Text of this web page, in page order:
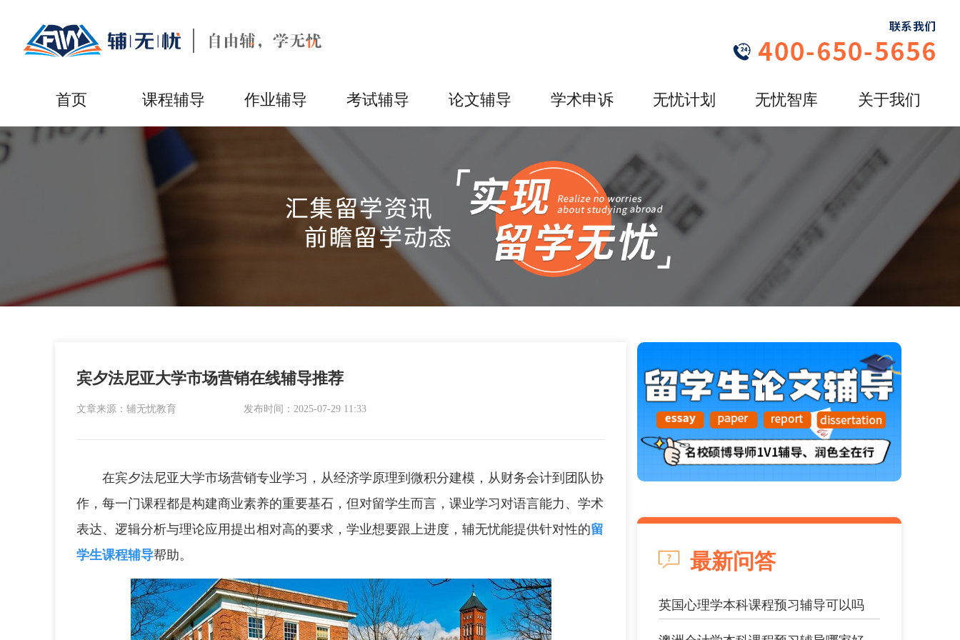
首页 课程辅导 作业辅导 考试辅导 论文辅导 学术申诉 无忧计划 无忧智库 关于我们
宾夕法尼亚大学市场营销在线辅导推荐
文章来源：辅无忧教育 发布时间：2025-07-29 11:33
在宾夕法尼亚大学市场营销专业学习，从经济学原理到微积分建模，从财务会计到团队协
作，每一门课程都是构建商业素养的重要基石，但对留学生而言，课业学习对语言能力、学术
表达、逻辑分析与理论应用提出相对高的要求，学业想要跟上进度，辅无忧能提供针对性的留
学生课程辅导帮助。 最新问答
英国心理学本科课程预习辅导可以吗